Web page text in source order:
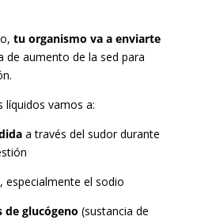
tu organismo va a enviarte
aumento de la sed para
líquidos vamos a:
a través del sudor durante
, especialmente el sodio
de glucógeno (sustancia de